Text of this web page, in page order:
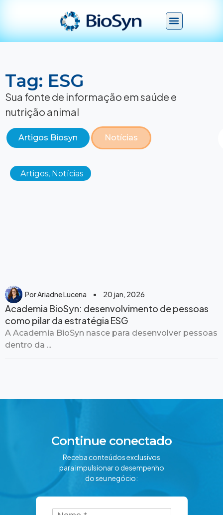
Tag: ESG
Sua fonte de informação em saúde e
nutrição animal
Artigos Biosyn Notícias
Artigos, Notícias
PorAriadne Lucena 20 jan, 2026
Academia BioSyn: desenvolvimento de pessoas
como pilar da estratégia ESG
A Academia BioSyn nasce para desenvolver pessoas
dentro da ...
Continue conectado
Receba conteúdos exclusivos
para impulsionar o desempenho
do seu negócio: